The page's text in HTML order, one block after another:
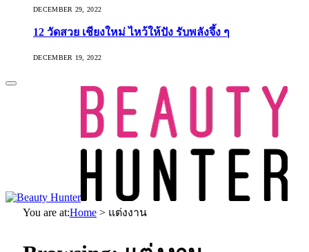
DECEMBER 29, 2022
12 วัดสวย เชียงใหม่ ไหว้ให้ปัง รับพลังจึ้ง ๆ
DECEMBER 19, 2022
You are at:Home > แต่งงาน